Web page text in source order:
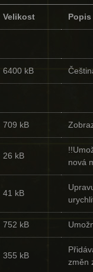
Velikost Popis
6400 kB
709 kB
26 kB
nová
41 kB
752 kB
355 kB
změn